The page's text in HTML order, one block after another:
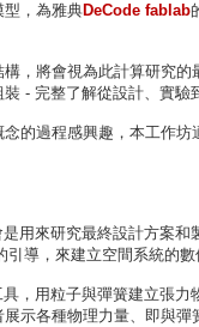
型，為雅典DeCode fablab
，將會視為此計算研究的
- 完整了解從設計、實驗
的過程感興趣，本工作坊
是用來研究最終設計方案和
導，來建立空間系統的數
，用粒子與彈簧建立張力
示各種物理力量、即與彈